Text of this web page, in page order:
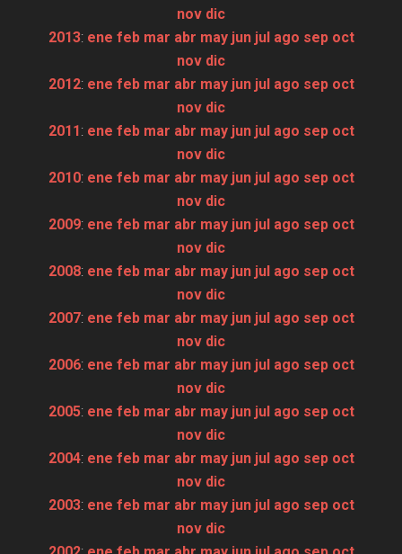
nov dic
2013: ene feb mar abr may jun jul ago sep oct
nov dic
2012: ene feb mar abr may jun jul ago sep oct
nov dic
2011: ene feb mar abr may jun jul ago sep oct
nov dic
2010: ene feb mar abr may jun jul ago sep oct
nov dic
2009: ene feb mar abr may jun jul ago sep oct
nov dic
2008: ene feb mar abr may jun jul ago sep oct
nov dic
2007: ene feb mar abr may jun jul ago sep oct
nov dic
2006: ene feb mar abr may jun jul ago sep oct
nov dic
2005: ene feb mar abr may jun jul ago sep oct
nov dic
2004: ene feb mar abr may jun jul ago sep oct
nov dic
2003: ene feb mar abr may jun jul ago sep oct
nov dic